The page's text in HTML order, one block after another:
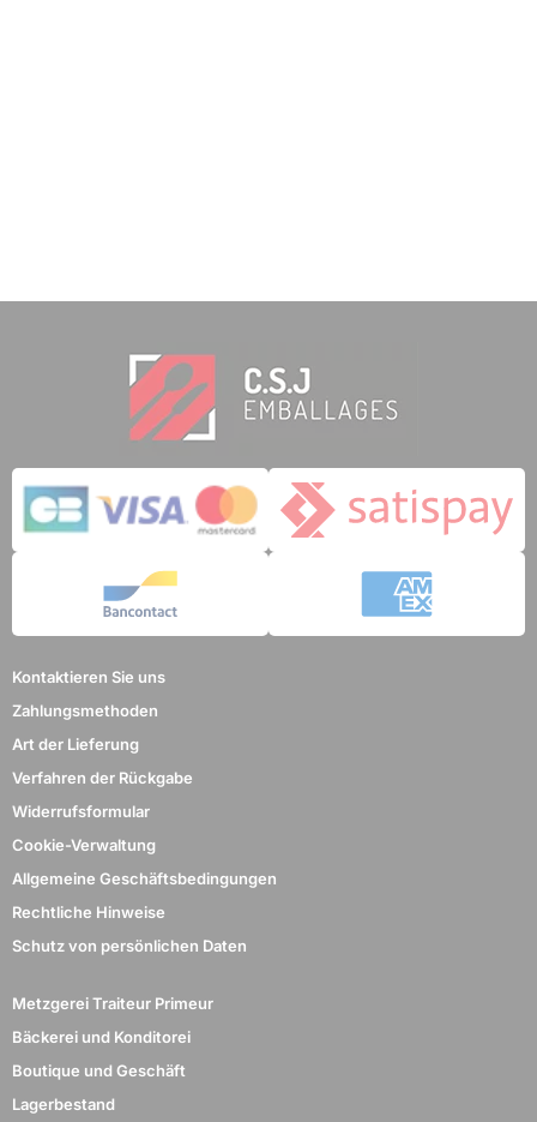
Kontaktieren Sie uns
Zahlungsmethoden
Art der Lieferung
Verfahren der Rückgabe
Widerrufsformular
Cookie-Verwaltung
Allgemeine Geschäftsbedingungen
Rechtliche Hinweise
Schutz von persönlichen Daten
Metzgerei Traiteur Primeur
Bäckerei und Konditorei
Boutique und Geschäft
Lagerbestand